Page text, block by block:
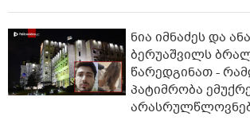
ნია იმნაძეს და
ბერუაშვილს
წარედგინათ -
პატიმრობა